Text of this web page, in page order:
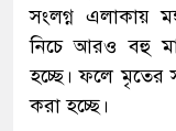
সংলগ্ন এলাকায়
নিচে আরও বহু
হচ্ছে। ফলে মৃতের
করা হচ্ছে।